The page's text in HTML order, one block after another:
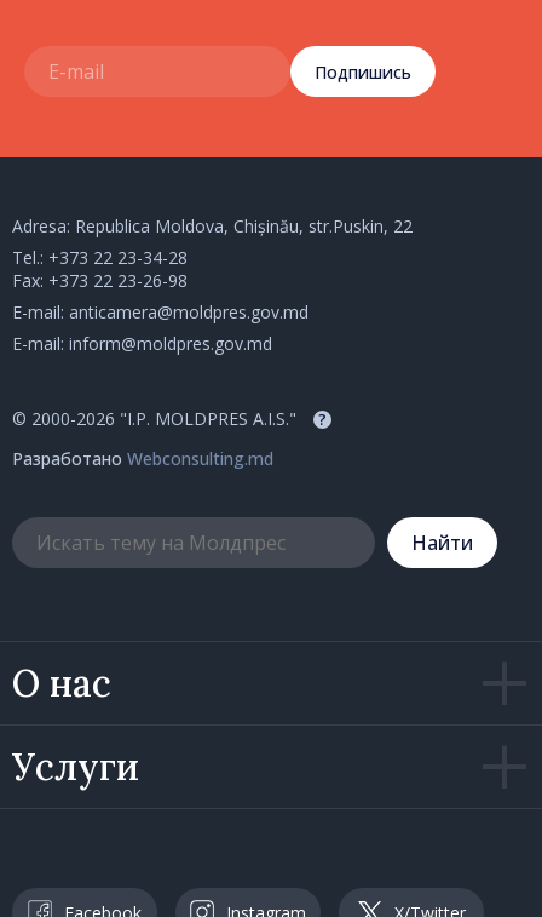
Подпишись
О нас
Услуги
Adresa: Republica Moldova, Chișinău, str.Puskin, 22
Tel.: +373 22 23-34-28
Fax: +373 22 23-26-98
E-mail: anticamera@moldpres.gov.md
E-mail: inform@moldpres.gov.md
© 2000-2026 "I.P. MOLDPRES A.I.S." ?
Разработано Webconsulting.md
Hайти